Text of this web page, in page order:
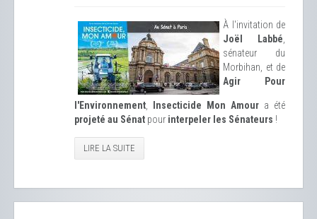
À l'invitation de
Joël Labbé
sénateur du
Morbihan, et de
Agir Pour
l'Environnement Insecticide Mon Amour a été
projeté au Sénat pour interpeler les Sénateurs !
LIRE LA SUITE